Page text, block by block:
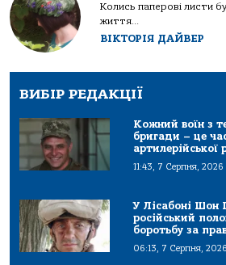
Колись паперові листи
життя...
ВІКТОРІЯ ДАЙВЕР
ВИБІР РЕДАКЦІЇ
Кожний воїн з
бригади – це
артилерійської
11:43, 7 Серпня, 2026
У Лісабоні Шон
російський
боротьбу за
06:13, 7 Серпня, 2026